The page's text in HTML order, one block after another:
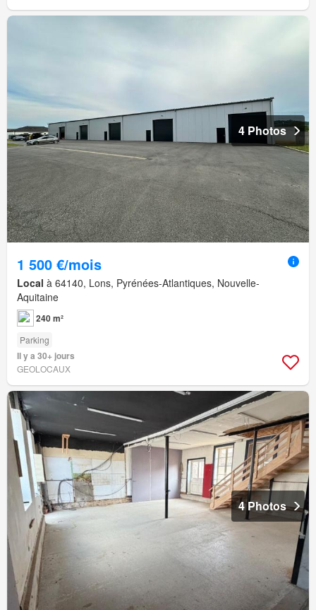
4 Photos
1 500 €/mois
Local à 64140, Lons, Pyrénées-Atlantiques, Nouvelle-
Aquitaine
240 m²
Parking
Il y a 30+ jours
GEOLOCAUX
4 Photos